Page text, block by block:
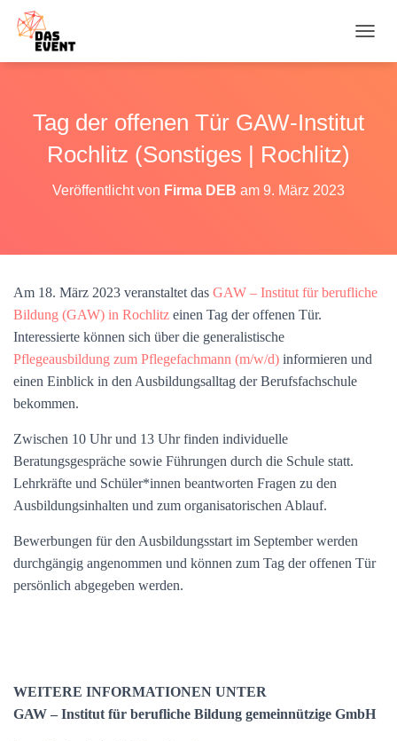
A
A
N
Tag der offenen Tür GAW-Institut
Rochlitz (Sonstiges | Rochlitz)
Veröffentlicht von Firma DEB am 9. März 2023
Am 18. März 2023 veranstaltet das GAW – Institut für berufliche
Bildung (GAW) in Rochlitz einen Tag der offenen Tür.
Interessierte können sich über die generalistische
Pflegeausbildung zum Pflegefachmann (m/w/d) informieren und
einen Einblick in den Ausbildungsalltag der Berufsfachschule
bekommen.
Zwischen 10 Uhr und 13 Uhr finden individuelle
Beratungsgespräche sowie Führungen durch die Schule statt.
Lehrkräfte und Schüler*innen beantworten Fragen zu den
Ausbildungsinhalten und zum organisatorischen Ablauf.
Bewerbungen für den Ausbildungsstart im September werden
durchgängig angenommen und können zum Tag der offenen Tür
persönlich abgegeben werden.
WEITERE INFORMATIONEN UNTER
GAW – Institut für berufliche Bildung gemeinnützige GmbH